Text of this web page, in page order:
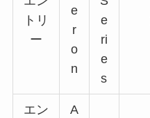
トリ
ー
e
r
o
n
e
ri
e
s
エン
A